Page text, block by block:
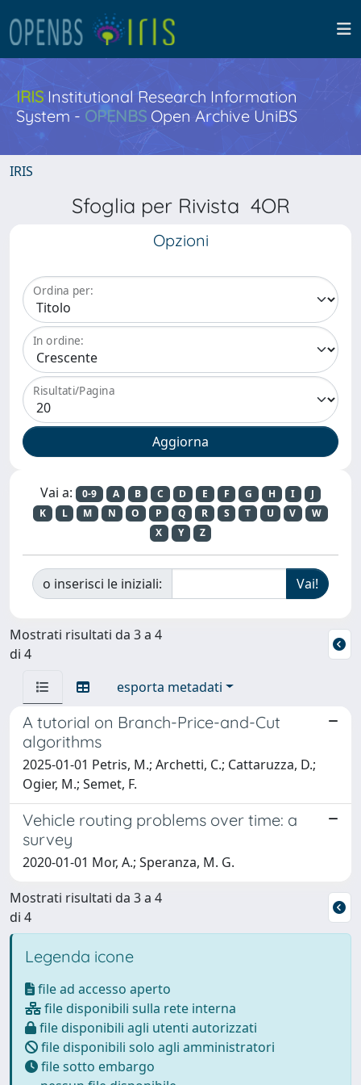
IRISInstitutional Research Information
System - OPENBS Open Archive UniBS
IRIS
Sfoglia per Rivista 4OR
Opzioni
Ordina per:
In ordine:
Risultati/Pagina
Vai a: 0-9 A B C D E F G H I
J
K
L M N O P Q R S T U V
W
X
Y Z
o inserisci le iniziali:
Mostrati risultati da 3 a 4
di 4
esporta metadati
A tutorial on Branch-Price-and-Cut
algorithms
2025-01-01 Petris, M.; Archetti, C.; Cattaruzza, D.;
Ogier, M.; Semet, F.
Vehicle routing problems over time: a
survey
2020-01-01 Mor, A.; Speranza, M. G.
Mostrati risultati da 3 a 4
di 4
Legenda icone
file ad accesso aperto
file disponibili sulla rete interna
file disponibili agli utenti autorizzati
file disponibili solo agli amministratori
file sotto embargo